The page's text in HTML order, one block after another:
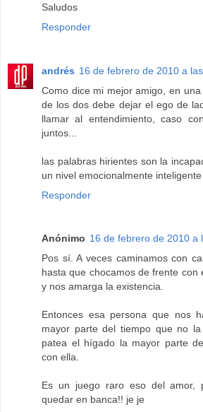
Saludos
Responder
andrés 16 de febrero de 2010 a
Como dice mi mejor amigo, en
de los dos debe dejar el ego de
llamar al entendimiento, caso
juntos...
las palabras hirientes son la
un nivel emocionalmente inteligente
Responder
Anónimo 16 de febrero de 2010 a
Pos sí. A veces caminamos con
hasta que chocamos de frente con
y nos amarga la existencia.
Entonces esa persona que nos
mayor parte del tiempo que no
patea el hígado la mayor parte
con ella.
Es un juego raro eso del amor,
quedar en banca!! je je